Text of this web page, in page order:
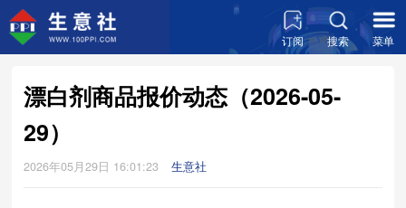
订阅 搜索 菜单
漂白剂商品报价动态（2026-05-
29）
2026年05月29日 16:01:23 生意社